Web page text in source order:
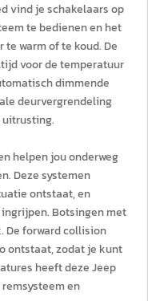
vind je schakelaars op
te bedienen en het
warm of te koud. De
voor de temperatuur
dimmende
deurvergrendeling
helpen jou onderweg
Deze systemen
ontstaat, en
Botsingen met
De forward collision
ontstaat, zodat je kunt
heeft deze Jeep
en